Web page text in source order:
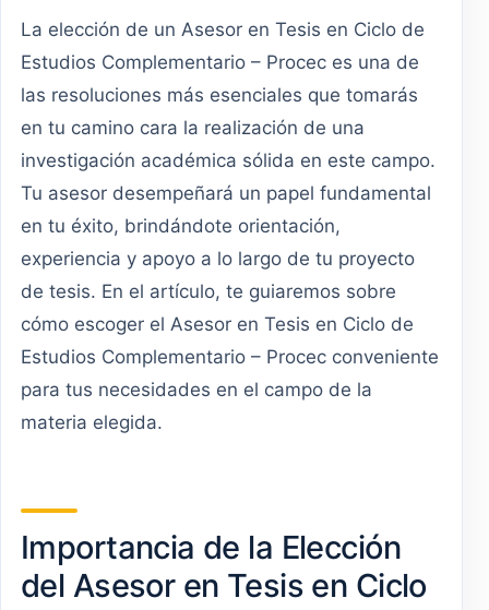
La elección de un Asesor en Tesis en Ciclo de
Estudios Complementario – Procec es una de
las resoluciones más esenciales que tomarás
en tu camino cara la realización de una
investigación académica sólida en este campo.
Tu asesor desempeñará un papel fundamental
en tu éxito, brindándote orientación,
experiencia y apoyo a lo largo de tu proyecto
de tesis. En el artículo, te guiaremos sobre
cómo escoger el Asesor en Tesis en Ciclo de
Estudios Complementario – Procec conveniente
para tus necesidades en el campo de la
materia elegida.
Importancia de la Elección
del Asesor en Tesis en Ciclo